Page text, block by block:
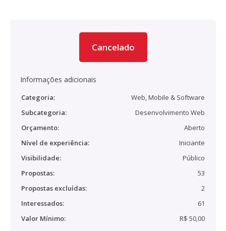
Cancelado
Informações adicionais
Categoria:
Web, Mobile & Software
Subcategoria:
Desenvolvimento Web
Orçamento:
Aberto
Nível de experiência:
Iniciante
Visibilidade:
Público
Propostas:
53
Propostas excluídas:
2
Interessados:
61
Valor Mínimo:
R$ 50,00